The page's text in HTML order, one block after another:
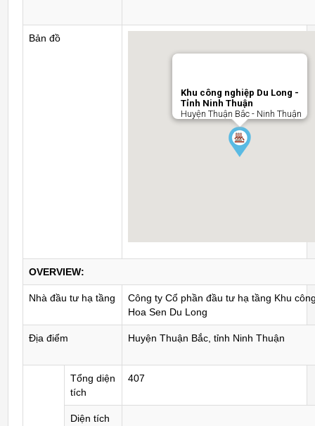
Bản đồ
Khu công nghiệp Du Long -
Tỉnh Ninh Thuận
Huyện Thuận Bắc - Ninh Thuận
OVERVIEW:
Nhà đầu tư hạ tầng
Công ty Cổ phần đầu tư hạ tầng Khu
Hoa Sen Du Long
Địa điểm Huyện Thuận Bắc, tỉnh Ninh Thuận
Tổng diện
tích
407
Diện tích